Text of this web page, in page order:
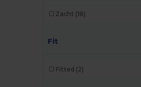
Zacht (18)
Fit
Fitted (2)